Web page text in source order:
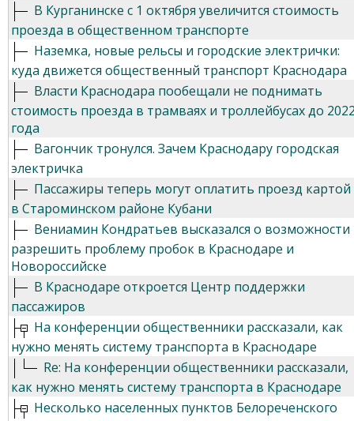
В Курганинске с 1 октября увеличится стоимость
проезда в общественном транспорте
Наземка, новые рельсы и городские электрички:
куда движется общественный транспорт Краснодара
Власти Краснодара пообещали не поднимать
стоимость проезда в трамваях и троллейбусах до
года
Вагончик тронулся. Зачем Краснодару городская
электричка
Пассажиры теперь могут оплатить проезд картой
в Староминском районе Кубани
Вениамин Кондратьев высказался о возможности
разрешить проблему пробок в Краснодаре и
Новороссийске
В Краснодаре откроется Центр поддержки
пассажиров
На конференции общественники рассказали, как
нужно менять систему транспорта в Краснодаре
Re: На конференции общественники рассказали,
как нужно менять систему транспорта в Краснодаре
Несколько населенных пунктов Белореченского